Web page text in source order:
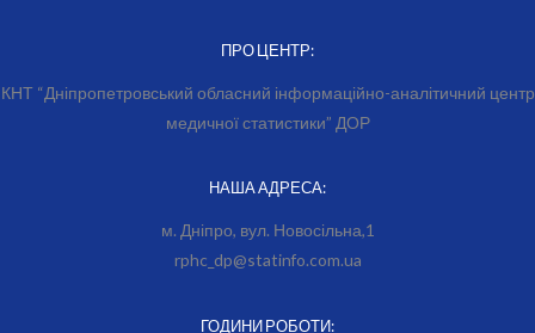
ПРО ЦЕНТР:
КНТ “Дніпропетровський обласний інформаційно-аналітичний центр
медичної статистики” ДОР
НАША АДРЕСА:
м. Дніпро, вул. Новосільна,1
rphc_dp@statinfo.com.ua
ГОДИНИ РОБОТИ: